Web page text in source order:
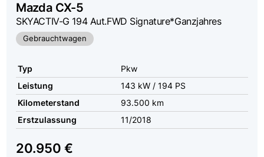
Mazda CX-5
SKYACTIV-G 194 Aut.FWD Signature*Ganzjahres
Gebrauchtwagen
Typ
Pkw
Leistung
143 kW / 194 PS
Kilometerstand
93.500 km
Erstzulassung
11/2018
20.950 €